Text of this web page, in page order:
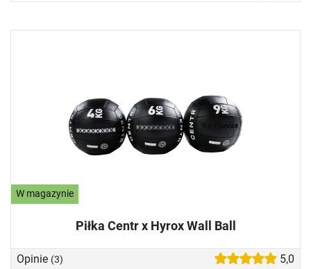
W magazynie
Piłka Centr x Hyrox Wall Ball
Opinie (3) 5,0